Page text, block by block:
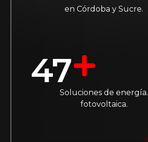
en Córdoba y Sucre.
47
Soluciones de energía.
fotovoltaica.